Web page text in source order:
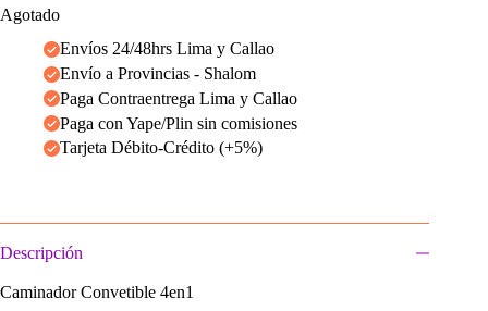
Agotado
Envíos 24/48hrs Lima y Callao
Envío a Provincias - Shalom
Paga Contraentrega Lima y Callao
Paga con Yape/Plin sin comisiones
Tarjeta Débito-Crédito (+5%)
Descripción
Caminador Convetible 4en1